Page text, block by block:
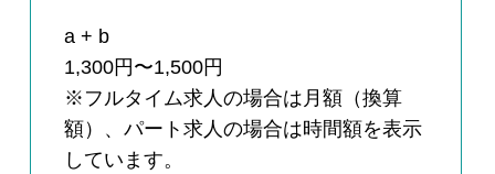
a + b
1,300円〜1,500円
※フルタイム求人の場合は月額（換算
額）、パート求人の場合は時間額を表示
しています。